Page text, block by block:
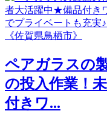
ペアガラスの
の投入作業！
付きワ...